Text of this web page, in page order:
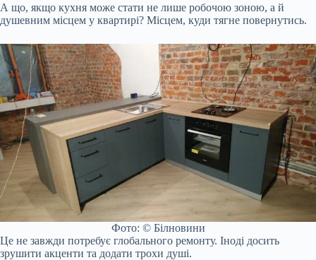
А що, якщо кухня може стати не лише робочою зоною, а й
душевним місцем у квартирі? Місцем, куди тягне повернутись.
Фото: © Білновини
Це не завжди потребує глобального ремонту. Іноді досить
зрушити акценти та додати трохи душі.